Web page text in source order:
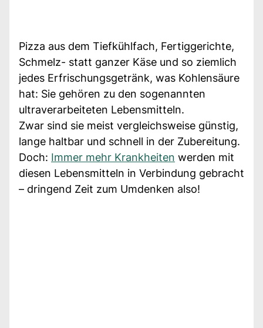
Pizza aus dem Tiefkühlfach, Fertiggerichte,
Schmelz- statt ganzer Käse und so ziemlich
jedes Erfrischungsgetränk, was Kohlensäure
hat: Sie gehören zu den sogenannten
ultraverarbeiteten Lebensmitteln.
Zwar sind sie meist vergleichsweise günstig,
lange haltbar und schnell in der Zubereitung.
Doch: Immer mehr Krankheiten werden mit
diesen Lebensmitteln in Verbindung gebracht
– dringend Zeit zum Umdenken also!